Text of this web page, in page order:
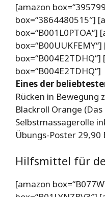
[amazon
box=“3864480515″]
box=“B001L0PTOA“]
box=“B004E2TDHQ“]
box=“B004E2TDHQ“]
Eines der
Rücken in Bewegung
Blackroll Orange
Selbstmassagerolle
Übungs-Poster 29,90
Hilfsmittel für
[amazon